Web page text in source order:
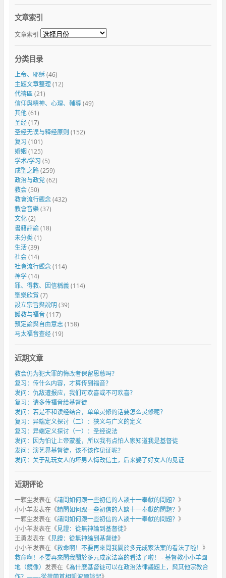
文章索引
文章索引
分类目录
上帝、耶穌(46)
主題文章整理(12)
代禱區(21)
信仰與精神、心理、輔導(49)
其他(61)
圣经(17)
圣经无误与释经原则 (152)
复习 (101)
婚姻 (125)
学术/学习 (5)
成聖之路(259)
政治与政党(62)
教会(50)
教會流行觀念(432)
教會音樂(37)
文化(2)
書籍評論(18)
未分类(1)
生活(39)
社会(14)
社會流行觀念(114)
神学(14)
罪、得救、因信稱義(114)
聖樂欣賞 (7)
設立宗旨與說明 (39)
護教与福音(117)
預定論與自由意志(158)
马太福音查经(19)
近期文章
教会仍为犯大罪的悔改者保留恩慈吗？
复习：传什么内容，才算传到福音？
发问：仇敌遭报应，我们可欢喜或不可欢喜？
复习：请多传福音给基督徒
发问：若是不和读经结合，单单灵修的话要怎么灵修呢？
复习：异端定义探讨（二）：狭义与广义的定义
复习：异端定义探讨（一）：圣经说法
发问：因为怕让上帝蒙羞，所以我有点怕人家知道我是基督徒
发问：演艺界基督徒，该不该作见证呢？
发问：关于乱玩女人的坏男人悔改信主，后来娶了好女人的见证
近期评论
一颗尘发表在《請問如何跟一些初信的人談十一奉獻的問題？ 》
小小羊发表在《請問如何跟一些初信的人談十一奉獻的問題？ 》
一颗尘发表在《請問如何跟一些初信的人談十一奉獻的問題？ 》
小小羊发表在《見證：從無神論到基督徒》
王勇发表在《見證：從無神論到基督徒》
小小羊发表在《救命啊！不要再來問我關於多元成家法案的看法了啦！ 》
救命啊！不要再來問我關於多元成家法案的看法了啦！ - 基督教小小羊園
地（鏡像） 发表在《為什麼基督徒可以在政治法律議題上，與其他宗教合